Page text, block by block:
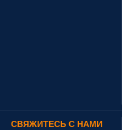
СВЯЖИТЕСЬ С НАМИ